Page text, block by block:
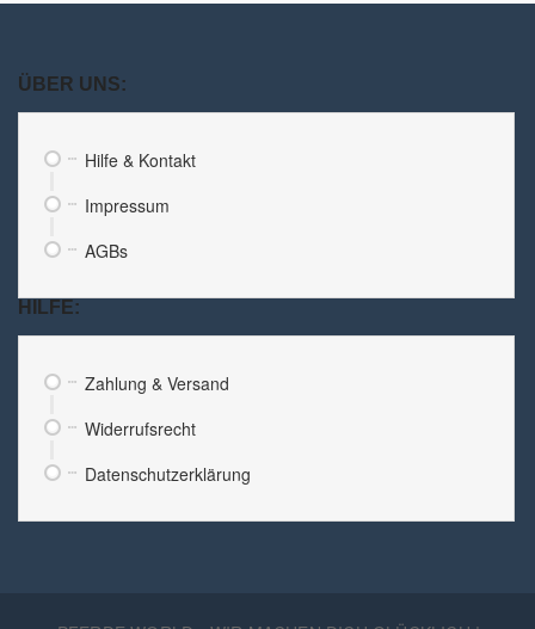
ÜBER UNS:
Hilfe & Kontakt
Impressum
AGBs
HILFE:
Zahlung & Versand
Widerrufsrecht
Datenschutzerklärung